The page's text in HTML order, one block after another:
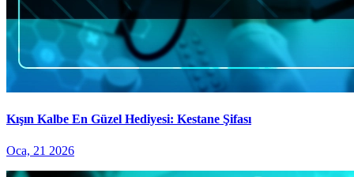
Kışın Kalbe En Güzel Hediyesi: Kestane Şifası
Oca, 21 2026